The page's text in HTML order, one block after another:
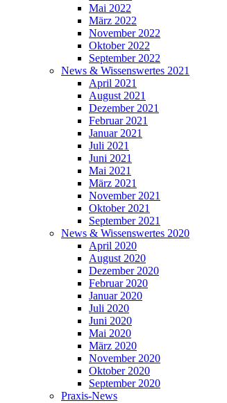
Mai 2022
März 2022
November 2022
Oktober 2022
September 2022
News & Wissenswertes 2021
April 2021
August 2021
Dezember 2021
Februar 2021
Januar 2021
Juli 2021
Juni 2021
Mai 2021
März 2021
November 2021
Oktober 2021
September 2021
News & Wissenswertes 2020
April 2020
August 2020
Dezember 2020
Februar 2020
Januar 2020
Juli 2020
Juni 2020
Mai 2020
März 2020
November 2020
Oktober 2020
September 2020
Praxis-News